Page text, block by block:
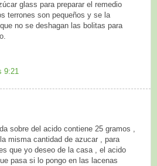
glass para preparar el remedio
terrones son pequeños y se la
no se deshagan las bolitas para
9:21
sobre del acido contiene 25 gramos ,
misma cantidad de azucar , para
que yo deseo de la casa , el acido
pasa si lo pongo en las lacenas